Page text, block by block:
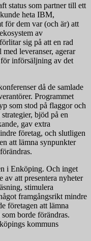
status som partner till ett
heta IBM,
för dem var (och är) att
av
sig på att en rad
leveranser, agerar
införsäljning av det
då de samlade
Programmet
som stod på flaggor och
bjöd på en
gav extra
företag, och slutligen
att lämna synpunkter
i Enköping. Och inget
av att presentera nyheter
stimulera
framgångsrikt mindre
företagen att lämna
borde förändras.
kommuns